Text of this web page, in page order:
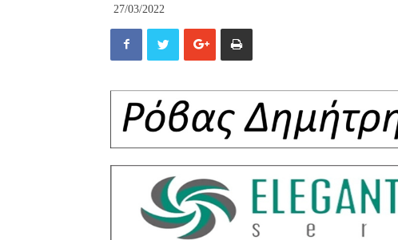
27/03/2022